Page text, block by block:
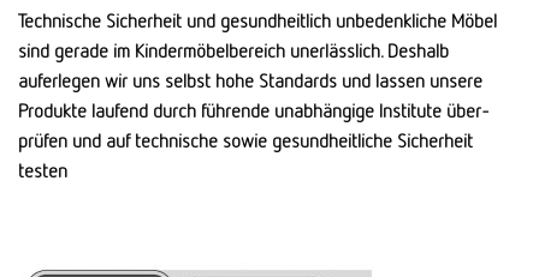
Technische Sicherheit und gesundheitlich unbedenkliche Möbel
sind gerade im Kinder­möbel­bereich uner­lässlich. Deshalb
auferlegen wir uns selbst hohe Standards und lassen unsere
Produkte laufend durch führende unab­hängige Institute über­
prüfen und auf technische sowie gesund­heitliche Sicher­heit
testen